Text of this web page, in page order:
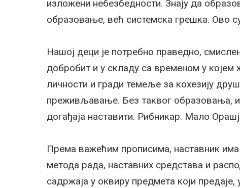
изложени небезбедности. Знају да
образовање, већ системска грешка. Ово
Нашој деци је потребно праведно,
добробит и у складу са временом у
личности и гради темеље за кохезију
преживљавање. Без таквог образовања,
догађаја наставити. Рибникар. Мало
Према важећим прописима, наставник
метода рада, наставних средстава и
садржаја у оквиру предмета који